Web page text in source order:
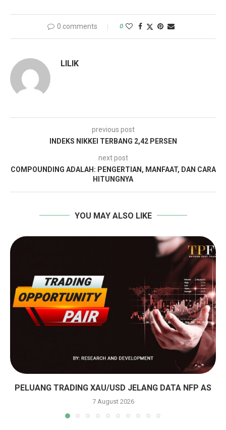
0 comments 0
LILIK
previous post
INDEKS NIKKEI TERBANG 2,42 PERSEN
next post
COMPOUNDING ADALAH: PENGERTIAN, MANFAAT, DAN CARA
HITUNGNYA
YOU MAY ALSO LIKE
PELUANG TRADING XAU/USD JELANG DATA NFP AS
7 August 2026